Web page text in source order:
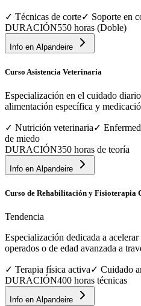
✓ Técnicas de corte✓ Soporte en
DURACIÓN550 horas (Doble)
Info en Alpandeire
Curso Asistencia Veterinaria
Especialización en el cuidado
alimentación específica y
✓ Nutrición veterinaria✓
de miedo
DURACIÓN350 horas de teoría
Info en Alpandeire
Curso de Rehabilitación y Fisioterapia
Tendencia
Especialización dedicada a
operados o de edad avanzada a
✓ Terapia física activa✓ Cuidado
DURACIÓN400 horas técnicas
Info en Alpandeire